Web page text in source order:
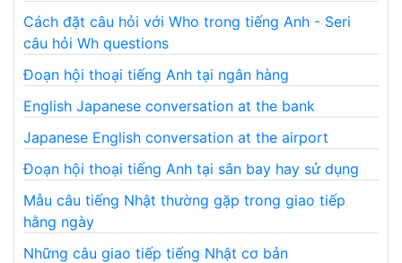
Cách đặt câu hỏi với Who trong tiếng Anh - Seri
câu hỏi Wh questions
Đoạn hội thoại tiếng Anh tại ngân hàng
English Japanese conversation at the bank
Japanese English conversation at the airport
Đoạn hội thoại tiếng Anh tại sân bay hay sử dụng
Mẫu câu tiếng Nhật thường gặp trong giao tiếp
hằng ngày
Những câu giao tiếp tiếng Nhật cơ bản